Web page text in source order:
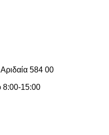
584 00
8:00-15:00